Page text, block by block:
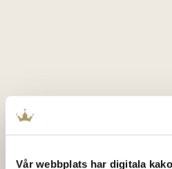
Vår webbplats har digitala